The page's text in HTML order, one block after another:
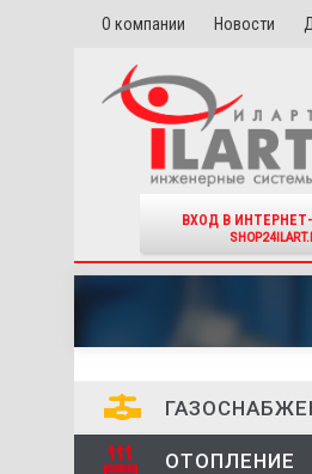
О компании Новости
ВХОД В
ОТОПЛЕНИЕ